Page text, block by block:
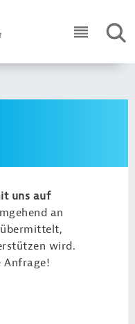
ICON
uns auf
an
wird.
Anfrage!